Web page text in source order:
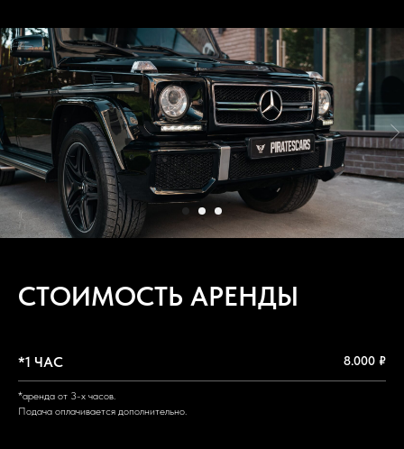
СТОИМОСТЬ АРЕНДЫ
*1 ЧАС 8.000 ₽
*аренда от 3-х часов.
Подача оплачивается дополнительно.